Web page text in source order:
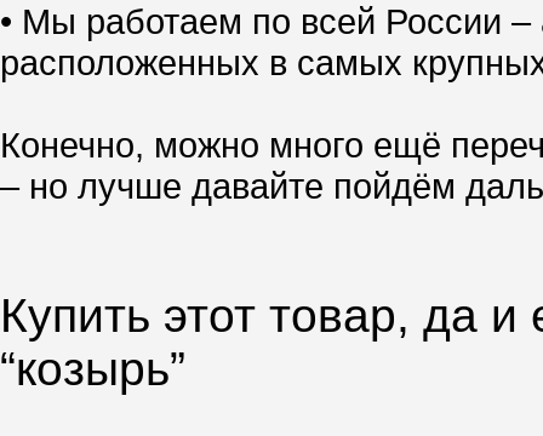
• Мы работаем по всей России
расположенных в самых
Конечно, можно много ещё
– но лучше давайте пойдём
Купить этот товар, да
“козырь”